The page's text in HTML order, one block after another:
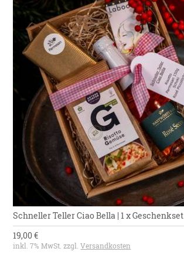
Schneller Teller Ciao Bella | 1 x Geschenkset
19,00 €
inkl. 7% MwSt. zzgl.Versandkosten